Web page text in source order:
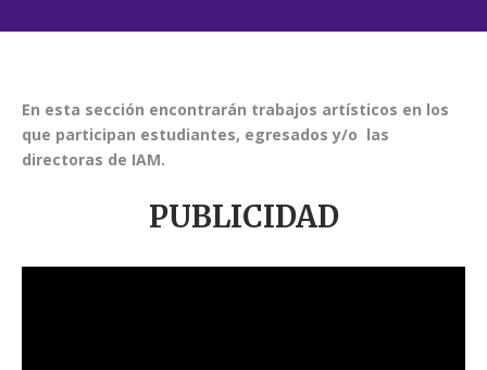
En esta sección encontrarán trabajos artísticos en los
que participan estudiantes, egresados y/o las
directoras de IAM.
PUBLICIDAD